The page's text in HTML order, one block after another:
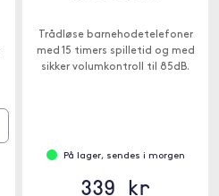
Trådløse barnehodetelefoner
med 15 timers spilletid og med
sikker volumkontroll til 85dB.
På lager, sendes i morgen
339 kr